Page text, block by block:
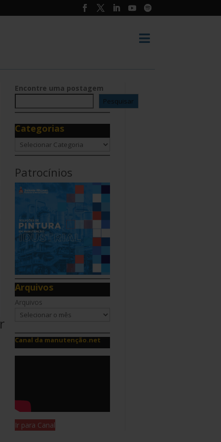

Encontre uma postagem
Pesquisar
Categorias
Categorias
Patrocínios
Arquivos
Arquivos
Canal da manutenção.net
Ir para Canal